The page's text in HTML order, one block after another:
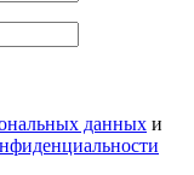
данных и